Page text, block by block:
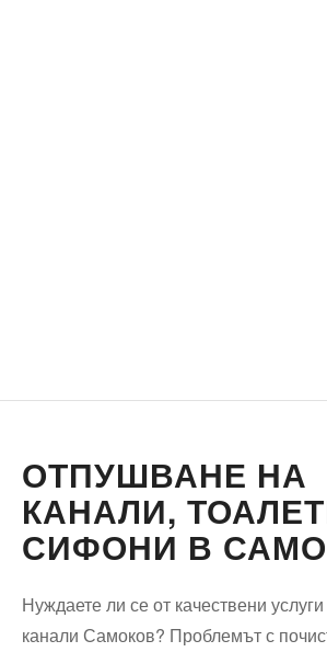
ОТПУШВАНЕ НА
КАНАЛИ,
СИФОНИ В
Нуждаете ли се от качествени
канали Самоков? Проблемът с